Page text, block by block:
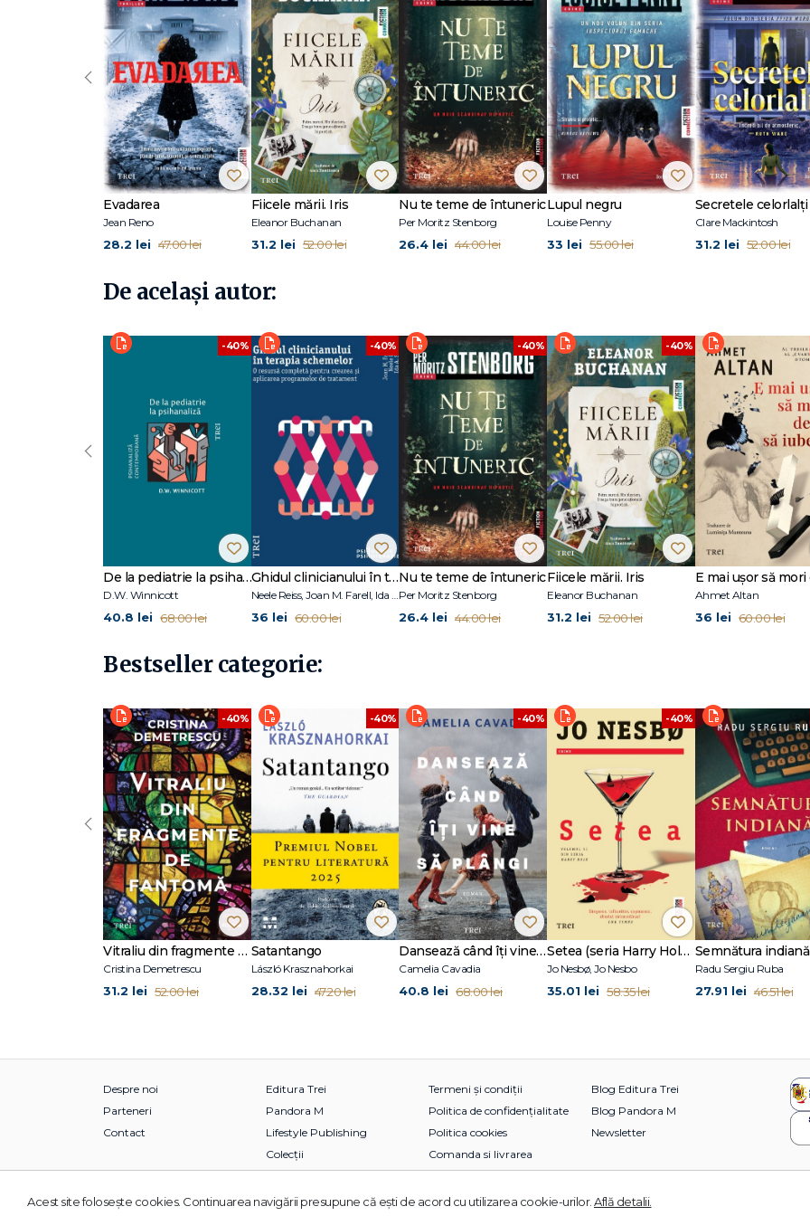
romanul The Lost, prima carte a trilogiei Final Illusion.La Editura Trei, au mai apărut Manualul abilităţilor sociale superioare și Reload:
încarci bateriile. Arta recuperării inteligente (împreună cu Catharina Enblad).Tot la Editura Trei a apărut și primul volum al seriei
Mina: Cutia.
Evadarea
Jean Reno
28.2 lei 47.00 lei
Fiicele mării. Iris
Eleanor Buchanan
31.2 lei 52.00 lei
Nu te teme de întuneric
Per Moritz Stenborg
26.4 lei 44.00 lei
Lupul negru
Louise Penny
33 lei 55.00 lei
Secretele celorlalți
Clare Mackintosh
31.2 lei 52.00 lei
‹
De același autor:
-40%
De la pediatrie la psihanaliză
D.W. Winnicott
40.8 lei 68.00 lei
-40%
Ghidul clinicianului în terapia schemelor
Neele Reiss, Joan M. Farell, Ida A.Show
36 lei 60.00 lei
-40%
Nu te teme de întuneric
Per Moritz Stenborg
26.4 lei 44.00 lei
-40%
Fiicele mării. Iris
Eleanor Buchanan
31.2 lei 52.00 lei
Ahmet Altan
36 lei 60.00 lei
‹
Bestseller categorie:
-40%
Vitraliu din fragmente de fantomă
Cristina Demetrescu
31.2 lei 52.00 lei
-40%
Satantango
László Krasznahorkai
28.32 lei 47.20 lei
-40%
Dansează când îți vine să plângi
Camelia Cavadia
40.8 lei 68.00 lei
-40%
Setea (seria Harry Hole, vol. 11)
Jo Nesbø, Jo Nesbo
35.01 lei 58.35 lei
Semnătura indiană
Radu Sergiu Ruba
27.91 lei 46.51 lei
‹
Despre noi
Parteneri
Contact
Editura Trei
Pandora M
Lifestyle Publishing
Colecții
Termeni și condiții
Politica de confidențialitate
Politica cookies
Comanda si livrarea
Blog Editura Trei
Blog Pandora M
Newsletter
© 2026 Grupul Editorial TREI. Toate drepturile rezervate.
Acest site foloseşte cookies. Continuarea navigării presupune că eşti de acord cu utilizarea cookie-urilor. Află detalii.